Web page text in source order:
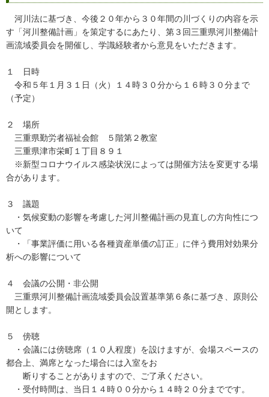
河川法に基づき、今後２０年から３０年間の川づくりの内容を示
す「河川整備計画」を策定するにあたり、第３回三重県河川整備計
画流域委員会を開催し、学識経験者から意見をいただきます。
１ 日時
令和５年１月３１日（火）１４時３０分から１６時３０分まで
（予定）
２ 場所
三重県勤労者福祉会館 ５階第２教室
三重県津市栄町１丁目８９１
※新型コロナウイルス感染状況によっては開催方法を変更する場
合があります。
３ 議題
・気候変動の影響を考慮した河川整備計画の見直しの方向性につ
いて
・「事業評価に用いる各種資産単価の訂正」に伴う費用対効果分
析への影響について
４ 会議の公開・非公開
三重県河川整備計画流域委員会設置基準第６条に基づき、原則公
開とします。
５ 傍聴
・会議には傍聴席（１０人程度）を設けますが、会場スペースの
都合上、満席となった場合には入室をお
断りすることがありますので、ご了承ください。
・受付時間は、当日１４時００分から１４時２０分までです。